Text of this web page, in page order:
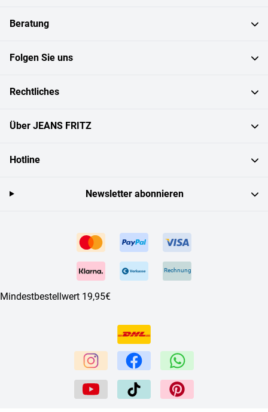
Beratung
Folgen Sie uns
Rechtliches
Über JEANS FRITZ
Hotline
Rechnung
Mindestbestellwert 19,95€
Newsletter abonnieren